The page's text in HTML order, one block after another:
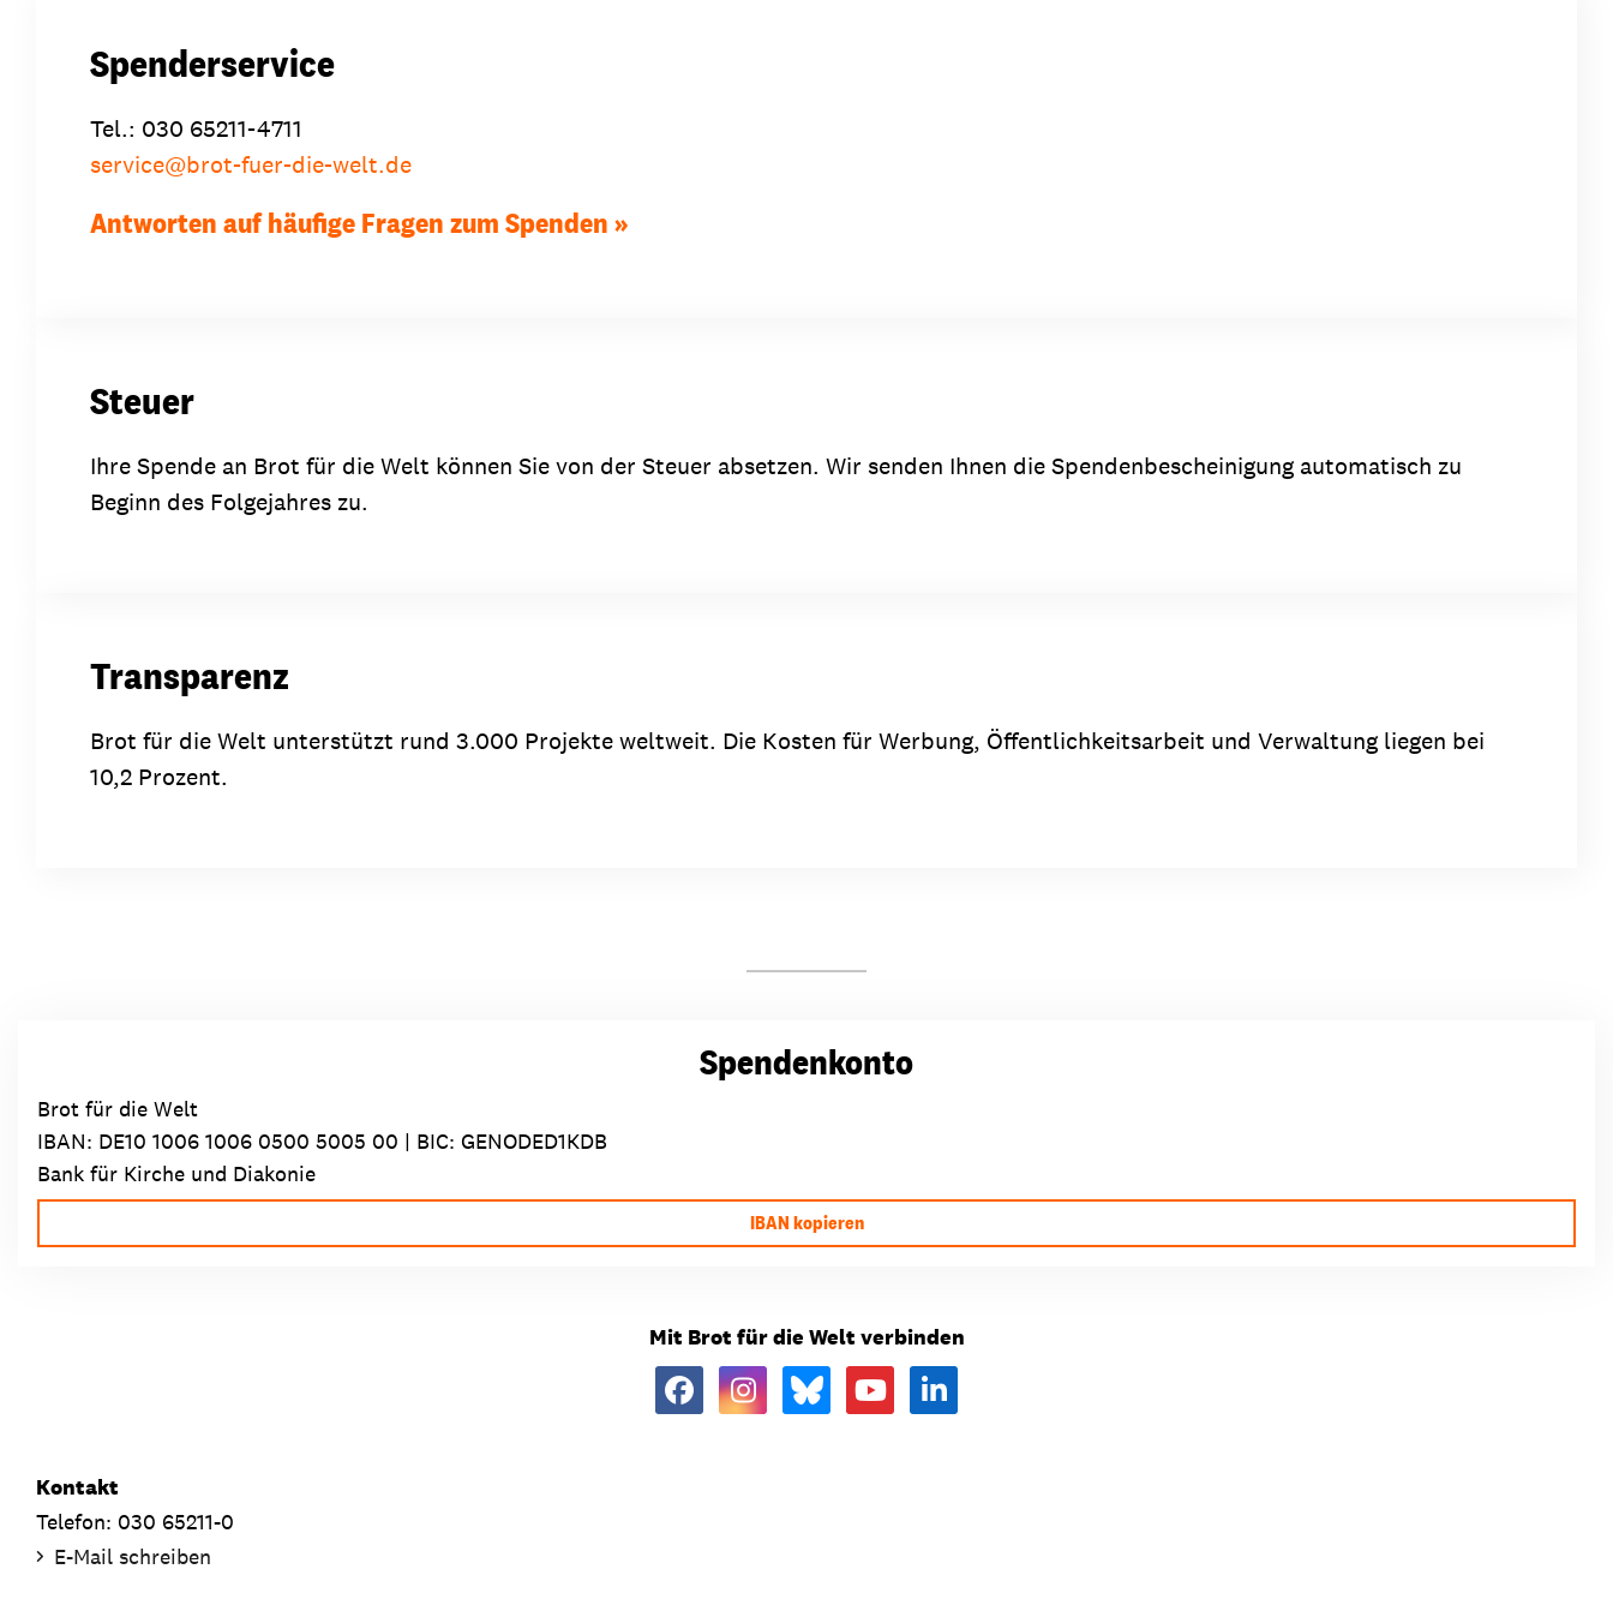
Spenderservice
Tel.: 030 65211-4711
service@brot-fuer-die-welt.de
Antworten auf häufige Fragen zum Spenden
Steuer
Ihre Spende an Brot für die Welt können Sie von der Steuer absetzen. Wir senden Ihnen die Spendenbescheinigung automatisch zu
Beginn des Folgejahres zu.
Transparenz
Brot für die Welt unterstützt rund 3.000 Projekte weltweit. Die Kosten für Werbung, Öffentlichkeitsarbeit und Verwaltung liegen bei
10,2 Prozent.
Spendenkonto
Brot für die Welt
IBAN: DE10 1006 1006 0500 5005 00 | BIC: GENODED1KDB
Bank für Kirche und Diakonie
IBAN kopieren
Mit Brot für die Welt verbinden
Kontakt
Telefon: 030 65211-0
E-Mail schreiben